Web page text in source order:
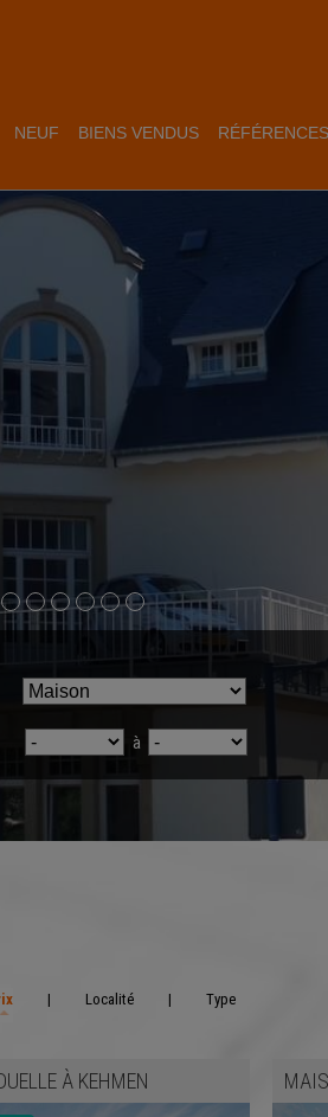
NEUF BIENS VENDUS RÉFÉRENCES
à
| Localité | Type
À KEHMEN